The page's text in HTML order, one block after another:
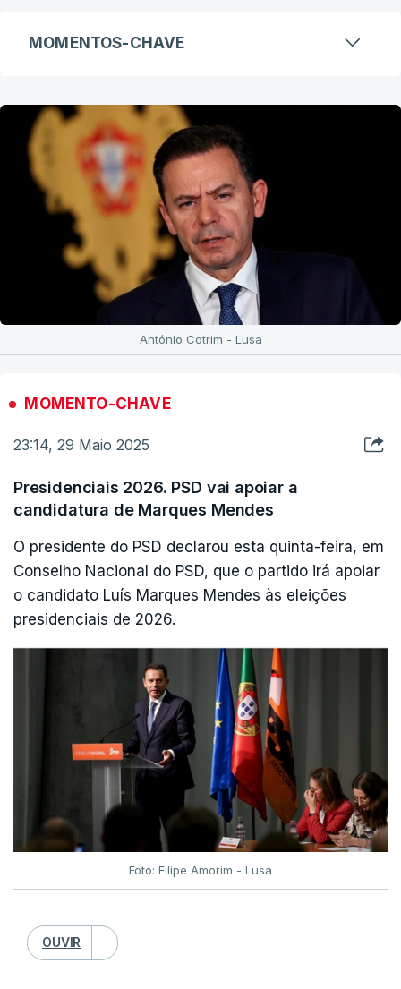
MOMENTOS-CHAVE
António Cotrim - Lusa
MOMENTO-CHAVE
23:14, 29 Maio 2025
Presidenciais 2026. PSD vai apoiar a
candidatura de Marques Mendes
O presidente do PSD declarou esta quinta-feira, em
Conselho Nacional do PSD, que o partido irá apoiar
o candidato Luís Marques Mendes às eleições
presidenciais de 2026.
Foto: Filipe Amorim - Lusa
OUVIR